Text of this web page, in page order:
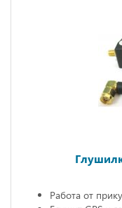
Работа от